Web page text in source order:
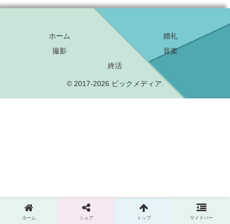
ホーム
婚礼
撮影
音楽
終活
© 2017-2026 ビックメディア.
ホーム シェア トップ サイドバー